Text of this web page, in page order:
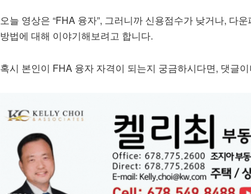
오늘 영상은 “FHA 융자”, 그러니까 신용점수가 낮거나, 다
방법에 대해 이야기해보려고 합니다.
혹시 본인이 FHA 융자 자격이 되는지 궁금하시다면, 댓글